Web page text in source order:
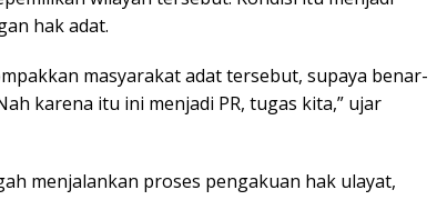
hak adat.
masyarakat adat tersebut, supaya benar-
karena itu ini menjadi PR, tugas kita,” ujar
menjalankan proses pengakuan hak ulayat,